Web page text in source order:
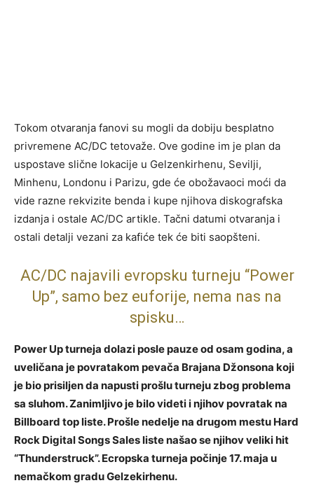
Tokom otvaranja fanovi su mogli da dobiju besplatno
privremene AC/DC tetovaže. Ove godine im je plan da
uspostave slične lokacije u Gelzenkirhenu, Sevilji,
Minhenu, Londonu i Parizu, gde će obožavaoci moći da
vide razne rekvizite benda i kupe njihova diskografska
izdanja i ostale AC/DC artikle. Tačni datumi otvaranja i
ostali detalji vezani za kafiće tek će biti saopšteni.
AC/DC najavili evropsku turneju “Power
Up”, samo bez euforije, nema nas na
spisku…
Power Up turneja dolazi posle pauze od osam godina, a
uveličana je povratakom pevača Brajana Džonsona koji
je bio prisiljen da napusti prošlu turneju zbog problema
sa sluhom. Zanimljivo je bilo videti i njihov povratak na
Billboard top liste. Prošle nedelje na drugom mestu Hard
Rock Digital Songs Sales liste našao se njihov veliki hit
“Thunderstruck”. Ecropska turneja počinje 17. maja u
nemačkom gradu Gelzekirhenu.